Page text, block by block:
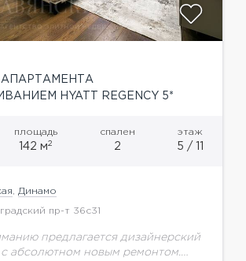
АПАРТАМЕНТА
HYATT REGENCY 5*
площадь
142 м2
спален
2
этаж
5 / 11
Динамо
пр-т 36с31
предлагается дизайнерский
с абсолютном новым ремонтом.